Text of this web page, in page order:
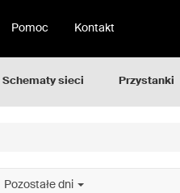
Pomoc Kontakt
Schematy sieci Przystanki
Pozostałe dni